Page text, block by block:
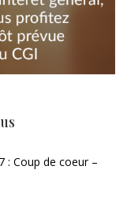
: Coup de coeur –